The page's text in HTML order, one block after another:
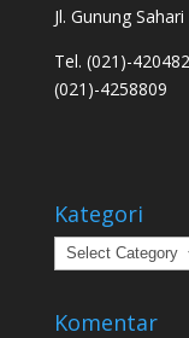
Jl. Gunung
Tel. (021)-
(021)-4258809
Kategori
Kategori
Komentar